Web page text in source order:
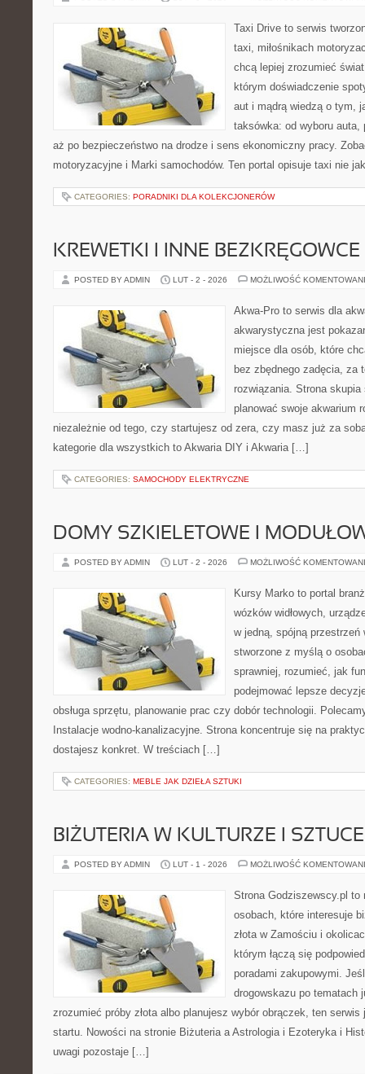
Taxi Drive to serwis
taxi, miłośnikach
chcą lepiej zrozumieć
którym doświadczenie
aut i mądrą wiedzą o tym,
taksówka: od wyboru
aż po bezpieczeństwo na drodze i sens ekonomiczny pracy.
motoryzacyjne i Marki samochodów. Ten portal opisuje taxi nie
CATEGORIES: PORADNIKI DLA KOLEKCJONERÓW
KREWETKI I INNE BEZKRĘGOWCE
POSTED BY ADMIN LUT - 2 - 2026 MOŻLIWOŚĆ
Akwa-Pro to serwis dla
akwarystyczna jest
miejsce dla osób, które
bez zbędnego zadęcia, za
rozwiązania. Strona
planować swoje akwarium
niezależnie od tego, czy startujesz od zera, czy masz już za
kategorie dla wszystkich to Akwaria DIY i Akwaria […]
CATEGORIES: SAMOCHODY ELEKTRYCZNE
DOMY SZKIELETOWE I
POSTED BY ADMIN LUT - 2 - 2026 MOŻLIWOŚĆ
Kursy Marko to portal
wózków widłowych,
w jedną, spójną przestrzeń
stworzone z myślą o
sprawniej, rozumieć, jak
podejmować lepsze
obsługa sprzętu, planowanie prac czy dobór technologii.
Instalacje wodno-kanalizacyjne. Strona koncentruje się na
dostajesz konkret. W treściach […]
CATEGORIES: MEBLE JAK DZIEŁA SZTUKI
BIŻUTERIA W KULTURZE I SZTUCE
POSTED BY ADMIN LUT - 1 - 2026 MOŻLIWOŚĆ
Strona Godziszewscy.pl
osobach, które interesuje
złota w Zamościu i
którym łączą się
poradami zakupowymi.
drogowskazu po tematach
zrozumieć próby złota albo planujesz wybór obrączek, ten
startu. Nowości na stronie Biżuteria a Astrologia i Ezoteryka i
uwagi pozostaje […]